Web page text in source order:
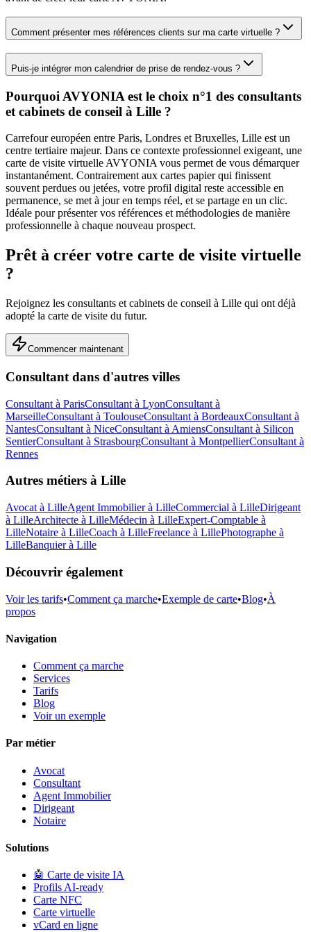
Comment présenter mes références clients sur ma carte virtuelle ?
Puis-je intégrer mon calendrier de prise de rendez-vous ?
Pourquoi AVYONIA est le choix n°1 des consultants
et cabinets de conseil à Lille ?
Carrefour européen entre Paris, Londres et Bruxelles, Lille est un
centre tertiaire majeur. Dans ce contexte professionnel exigeant, une
carte de visite virtuelle AVYONIA vous permet de vous démarquer
instantanément. Contrairement aux cartes papier qui finissent
souvent perdues ou jetées, votre profil digital reste accessible en
permanence, se met à jour en temps réel, et se partage en un clic.
Idéale pour présenter vos références et méthodologies de manière
professionnelle à chaque nouveau prospect.
Prêt à créer votre carte de visite virtuelle
?
Rejoignez les consultants et cabinets de conseil à Lille qui ont déjà
adopté la carte de visite du futur.
Commencer maintenant
Consultant dans d'autres villes
Consultant à ParisConsultant à LyonConsultant à
MarseilleConsultant à ToulouseConsultant à BordeauxConsultant à
NantesConsultant à NiceConsultant à AmiensConsultant à Silicon
SentierConsultant à StrasbourgConsultant à MontpellierConsultant à
Rennes
Autres métiers à Lille
Avocat à LilleAgent Immobilierà LilleCommercial à LilleDirigeant
à LilleArchitecte à LilleMédecin à LilleExpert-Comptable à
LilleNotaire à LilleCoach à LilleFreelance à LillePhotographe à
LilleBanquierà Lille
Découvrir également
Voir les tarifs•Comment ça marche•Exemple de carte•Blog•À
propos
Navigation
Comment ça marche
Services
Tarifs
Blog
Voir un exemple
Par métier
Avocat
Consultant
Agent Immobilier
Dirigeant
Notaire
Solutions
🤖 Carte de visite IA
Profils AI-ready
Carte NFC
Carte virtuelle
vCard en ligne